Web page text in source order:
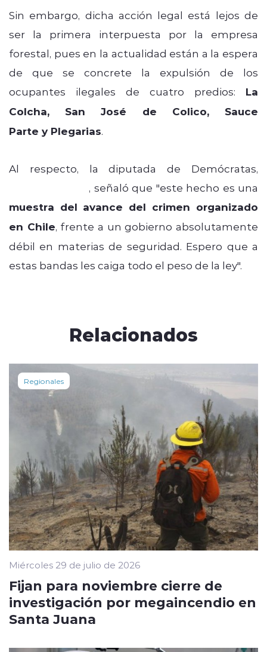
Sin embargo, dicha acción legal está lejos de
ser la primera interpuesta por la empresa
forestal, pues en la actualidad están a la espera
de que se concrete la expulsión de los
ocupantes ilegales de cuatro predios: La
Colcha, San José de Colico, Sauce
Parte y Plegarias.
Al respecto, la diputada de Demócratas,
, señaló que "este hecho es una
muestra del avance del crimen organizado
en Chile, frente a un gobierno absolutamente
débil en materias de seguridad. Espero que a
estas bandas les caiga todo el peso de la ley".
Relacionados
Regionales
Miércoles 29 de julio de 2026
Fijan para noviembre cierre de
investigación por megaincendio en
Santa Juana